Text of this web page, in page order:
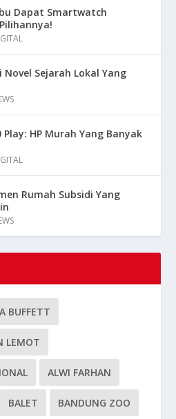
Dapat Smartwatch
Novel Sejarah Lokal Yang
HP Murah Yang Banyak
Rumah Subsidi Yang
BUFFETT
LEMOT
ALWI FARHAN
BALET BANDUNG ZOO